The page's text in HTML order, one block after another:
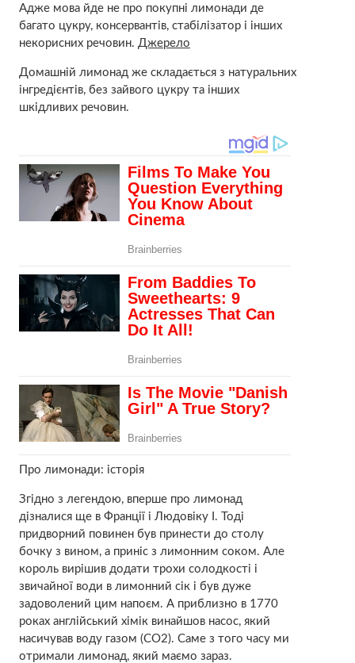
Адже мова йде не про покупні лимонади де
багато цукру, консервантів, стабілізатор і інших
некорисних речовин. Джерело
Домашній лимонад же складається з натуральних
інгредієнтів, без зайвого цукру та інших
шкідливих речовин.
Про лимонади: історія
Згідно з легендою, вперше про лимонад
дізналися ще в Франції і Людовіку I. Тоді
придворний повинен був принести до столу
бочку з вином, а приніс з лимонним соком. Але
король вирішив додати трохи солодкості і
звичайної води в лимонний сік і був дуже
задоволений цим напоєм. А приблизно в 1770
роках англійський хімік винайшов насос, який
насичував воду газом (CO2). Саме з того часу ми
отримали лимонад, який маємо зараз.